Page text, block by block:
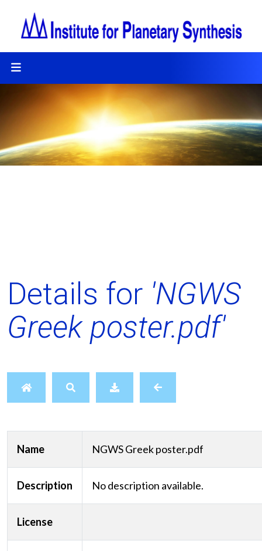
Details for 'NGWS
Greek poster.pdf'
Name NGWS Greek poster.pdf
Description No description available.
License